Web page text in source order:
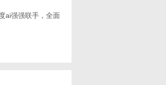
ai强强联手，全面